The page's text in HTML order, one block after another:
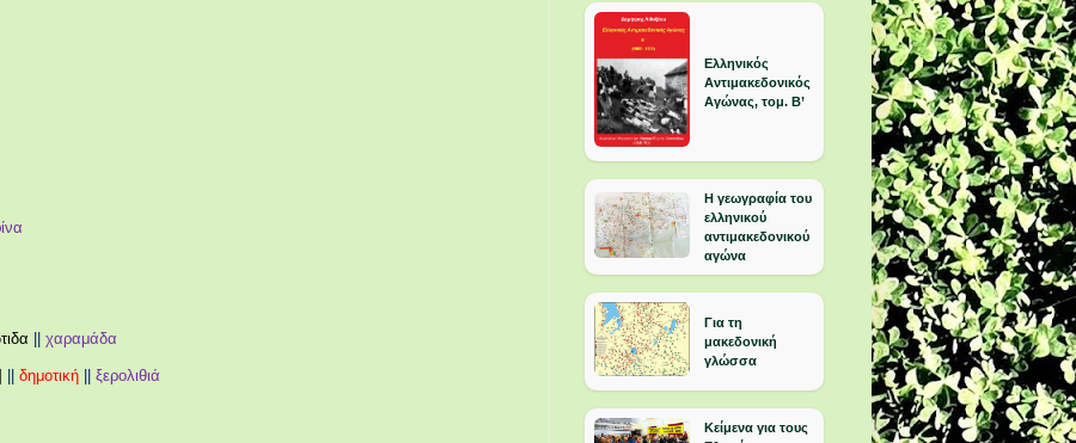
|| χαραμάδα
|| δημοτική|| ξερολιθιά
Ελληνικός
Αντιμακεδονικός
Αγώνας, τομ. Β’
Η γεωγραφία του
ελληνικού
αντιμακεδονικού
αγώνα
Για τη
μακεδονική
γλώσσα
Κείμενα για τους